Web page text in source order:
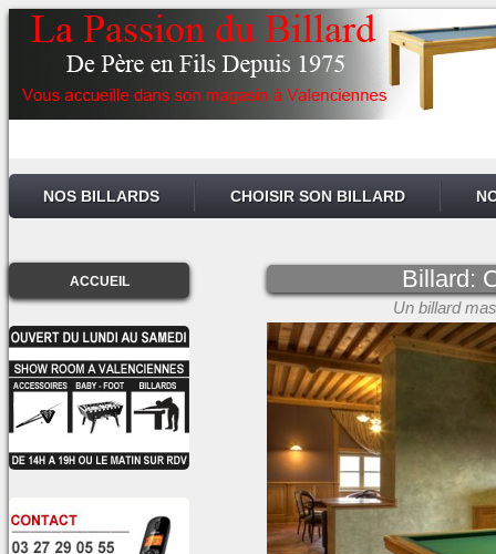
NOS BILLARDS CHOISIR SON BILLARD
ACCUEIL Billard:
Un billard